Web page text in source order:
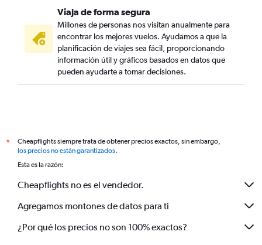
Viaja de forma segura
Millones de personas nos visitan anualmente para
encontrar los mejores vuelos. Ayudamos a que la
planificación de viajes sea fácil, proporcionando
información útil y gráficos basados en datos que
pueden ayudarte a tomar decisiones.
*
Cheapflights siempre trata de obtener precios exactos, sin embargo,
los precios no están garantizados.
Esta es la razón:
Cheapflights no es el vendedor.
Agregamos montones de datos para ti
¿Por qué los precios no son 100% exactos?